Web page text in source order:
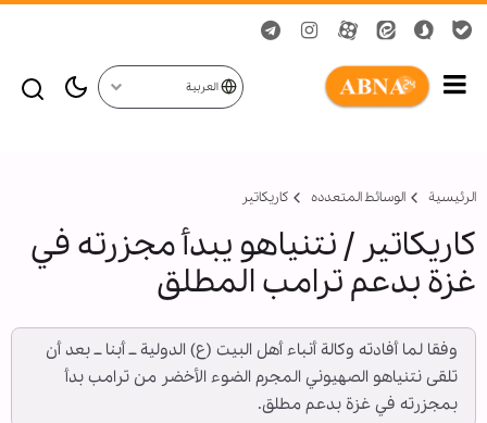
العربية
الرئيسية الوسائط المتعدده کاریکاتیر
کاریکاتیر / نتنياهو يبدأ مجزرته في
غزة بدعم ترامب المطلق
وفقا لما أفادته وكالة أنباء أهل البيت (ع) الدولية ــ أبنا ــ بعد أن
تلقى نتنياهو الصهيوني المجرم الضوء الأخضر من ترامب بدأ
بمجزرته في غزة بدعم مطلق.